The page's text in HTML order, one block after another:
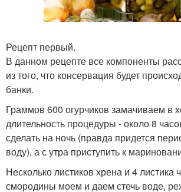
Рецепт первый.
В данном рецепте все компоненты
из того, что консервация будет
банки.
Граммов 600 огурчиков замачиваем в
длительность процедуры - около 8
сделать на ночь (правда придется
воду), а с утра приступить к
Несколько листиков хрена и 4 листика
смородины моем и даем стечь воде,